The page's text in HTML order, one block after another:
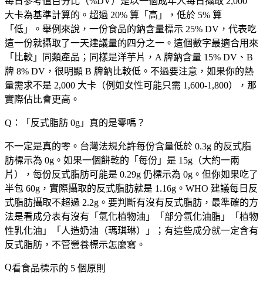
大卡為基準計算的。超過 20% 算「高」，低於 5% 算
「低」。舉例來說，一份食品的鈉含量標示 25% DV，代表吃
這一份就攝取了一天建議量的四分之一。這個數字最適合用來
「比較」同類產品；同樣是洋芋片，A 牌鈉含量 15% DV、B
牌 8% DV，很明顯 B 牌鈉比較低。不過要注意，如果你的熱
量需求不是 2,000 大卡（例如女性可能只需 1,600-1,800），那
實際佔比會更高。
Q：「反式脂肪 0g」真的是零嗎？
不一定是真的零。台灣法規允許每份含量低於 0.3g 的反式脂
肪標示為 0g。如果一個餅乾的「每份」是 15g（大約一兩
片），每份反式脂肪可能是 0.29g 仍標示為 0g。但你如果吃了
半包 60g，實際攝取的反式脂肪就是 1.16g。WHO 建議每日反
式脂肪攝取不超過 2.2g。要判斷有沒有反式脂肪，最準確的方
法是看成分表有沒有「氫化植物油」「部分氫化油脂」「植物
性乳化油」「人造奶油（瑪琪琳）」；有這些成分就一定含有
反式脂肪，不管營養標示怎麼寫。
看食品標示的 5 個原則